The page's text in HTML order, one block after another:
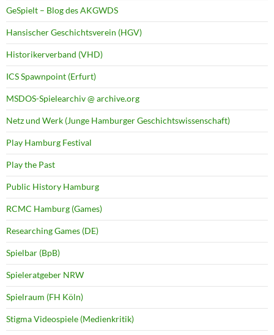
GeSpielt – Blog des AKGWDS
Hansischer Geschichtsverein (HGV)
Historikerverband (VHD)
ICS Spawnpoint (Erfurt)
MSDOS-Spielearchiv @ archive.org
Netz und Werk (Junge Hamburger Geschichtswissenschaft)
Play Hamburg Festival
Play the Past
Public History Hamburg
RCMC Hamburg (Games)
Researching Games (DE)
Spielbar (BpB)
Spieleratgeber NRW
Spielraum (FH Köln)
Stigma Videospiele (Medienkritik)